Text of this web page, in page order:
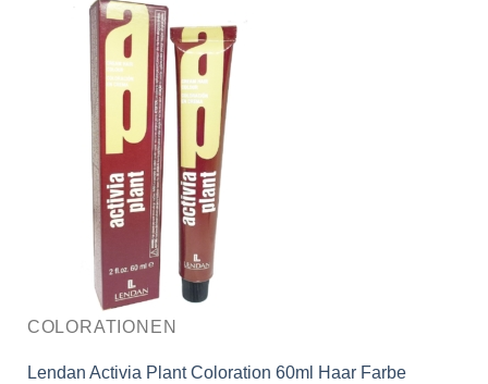
COLORATIONEN
Lendan Activia Plant Coloration 60ml Haar Farbe